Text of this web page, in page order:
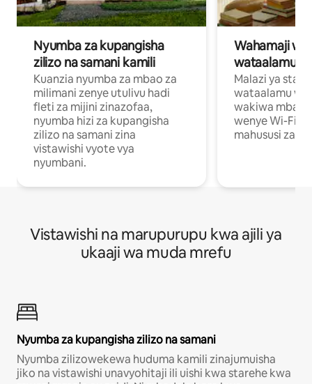
Nyumba za kupangisha
zilizo na samani kamili
Kuanzia nyumba za mbao za
milimani zenye utulivu hadi
fleti za mijini zinazofaa,
nyumba hizi za kupangisha
zilizo na samani zina
vistawishi vyote vya
nyumbani.
Wahamaji
wataalamu
Malazi ya
wataalamu
wakiwa mbali
wenye Wi-Fi
mahususi za
Vistawishi na marupurupu kwa ajili ya
ukaaji wa muda mrefu
Nyumba za kupangisha zilizo na samani
Nyumba zilizowekewa huduma kamili zinajumuisha
jiko na vistawishi unavyohitaji ili uishi kwa starehe kwa